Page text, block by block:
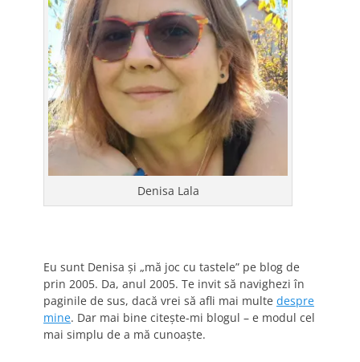
Denisa Lala
Eu sunt Denisa și „mă joc cu tastele” pe blog de
prin 2005. Da, anul 2005. Te invit să navighezi în
paginile de sus, dacă vrei să afli mai multe despre
mine. Dar mai bine citește-mi blogul – e modul cel
mai simplu de a mă cunoaște.